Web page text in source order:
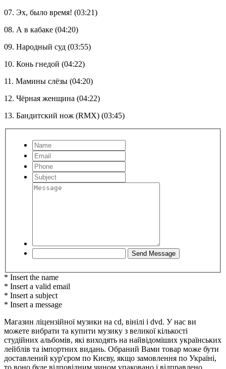
07. Эх, было время! (03:21)
08. А в кабаке (04:20)
09. Народный суд (03:55)
10. Конь гнедой (04:22)
11. Мамины слёзы (04:20)
12. Чёрная женщина (04:22)
13. Бандитский нож (RMX) (03:45)
* Insert the name
* Insert a valid email
* Insert a subject
* Insert a message
Магазин ліцензійної музики на cd, вінілі і dvd. У нас ви
можете вибрати та купити музику з великої кількості
студійних альбомів, які виходять на найвідоміших українських
лейблів та імпортних видань. Обраний Вами товар може бути
доставлений кур'єром по Києву, якщо замовлення по Україні,
то воно буде відповідним чином упаковано і відправлено